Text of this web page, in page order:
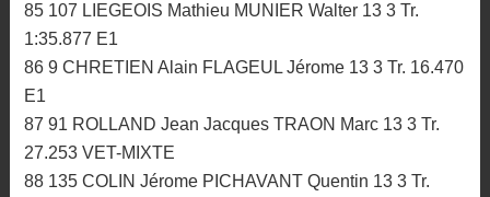
85 107 LIEGEOIS Mathieu MUNIER Walter 13 3 Tr.
1:35.877 E1
86 9 CHRETIEN Alain FLAGEUL Jérome 13 3 Tr. 16.470
E1
87 91 ROLLAND Jean Jacques TRAON Marc 13 3 Tr.
27.253 VET-MIXTE
88 135 COLIN Jérome PICHAVANT Quentin 13 3 Tr.